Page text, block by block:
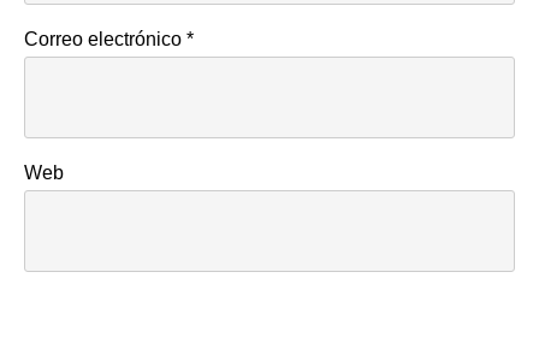
Correo electrónico *
Web